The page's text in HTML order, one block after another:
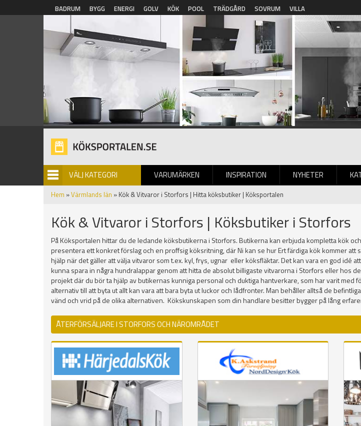
Hoppa till huvudinnehåll
BADRUM BYGG ENERGI GOLV KÖK POOL TRÄDGÅRD SOVRUM VILLA
VÄLJ KATEGORI VARUMÄRKEN INSPIRATION NYHETER
BILDGALLERI
Hem »Värmlands län » Kök & Vitvaror i Storfors | Hitta köksbutiker | Köksportalen
Kök & Vitvaror i Storfors | Köksbutiker i Storfors
På Köksportalen hittar du de ledande köksbutikerna i Storfors. Butikerna kan erbjuda kompletta kök
presentera ett konkret förslag och en proffsig köksritning, där Ni kan se hur Ert färdiga kök kommer
hjälp när det gäller att välja vitvaror som t.ex. kyl, frys, ugnar eller köksfläktar. Det kan vara en god
kunna spara in några hundralappar genom att hitta de absolut billigaste vitvarorna i Storfors eller
projekt där du bör ta hjälp av butikernas kunniga personal och duktiga hantverkare, som har varit med
alternativ till att byta ut allt kan vara att bara byta ut luckor och lådfronter. Man behåller alltså de
vänd och vrid på de olika alternativen. Kökskunskapen som din handlare besitter bygger på lång
ÅTERFÖRSÄLJARE I STORFORS OCH NÄROMRÅDET